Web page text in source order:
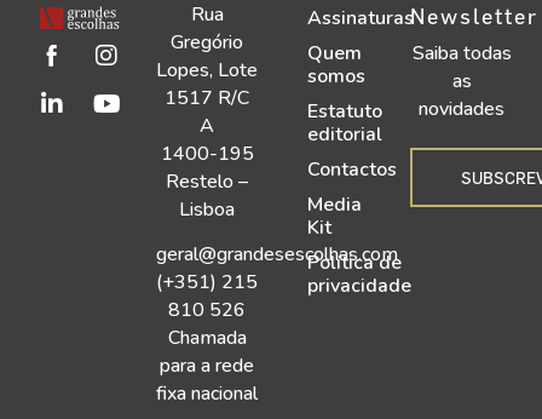
Rua
Gregório
Lopes, Lote
1517 R/C
A
1400-195
Restelo –
Lisboa
geral@grandesescolhas.com
(+351) 215
810 526
Chamada
para a rede
fixa nacional
Assinaturas
Quem
somos
Estatuto
editorial
Contactos
Media
Kit
Política de
privacidade
Newsletter
Saiba todas
as
novidades